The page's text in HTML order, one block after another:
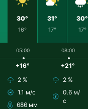
30°
16°
31°
17°
30°
17°
05:00
+16°
2 %
1.1 м/с
686 мм
08:00
+21°
2 %
0.6 м/
с